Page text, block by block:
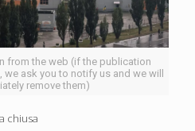
from the web (if the publication
ask you to notify us and we will
remove them)
chiusa